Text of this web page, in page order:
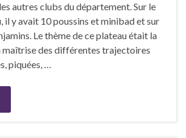
autres clubs du département. Sur le
il y avait 10 poussins et minibad et sur
Le thème de ce plateau était la
maîtrise des différentes trajectoires
piquées, …